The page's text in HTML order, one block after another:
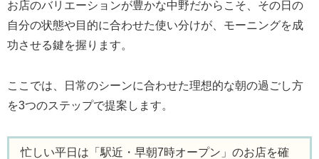
お店のバリエーションが豊かな中野だからこそ、その日の
自分の状態や目的に合わせた使い分けが、モーニングを成
功させる鍵を握ります。
ここでは、日常のシーンに合わせた理想的な朝の過ごし方
を3つのステップで提案します。
忙しい平日は「駅近・早朝7時オープン」のお店を確